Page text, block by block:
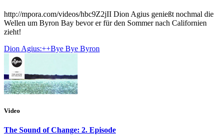
http://mpora.com/videos/hbc9Z2jII Dion Agius genießt nochmal die
Wellen um Byron Bay bevor er für den Sommer nach Californien
zieht!
Dion Agius:++Bye Bye Byron
Video
The Sound of Change: 2. Episode